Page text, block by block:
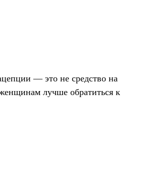
— это не средство на
лучше обратиться к